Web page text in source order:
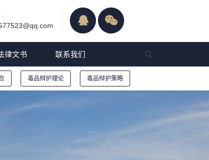
律文书 联系我们
毒品辩护理论 毒品辩护策略